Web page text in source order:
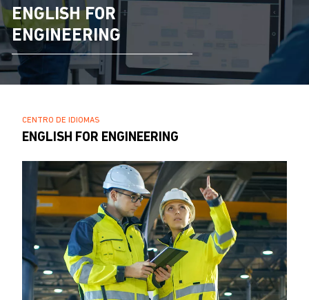
ENGLISH FOR
ENGINEERING
.SOBRESCRIBIR
ENLACES
DE
AYUDA
LA
NAVEGACIÓN
CENTRO DE IDIOMAS
ENGLISH FOR ENGINEERING